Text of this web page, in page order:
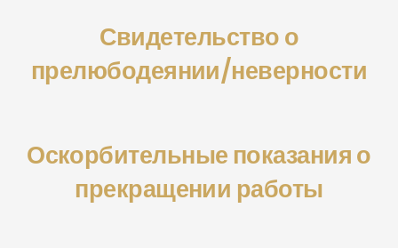
Свидетельство о
прелюбодеянии/неверности
Оскорбительные показания о
прекращении работы